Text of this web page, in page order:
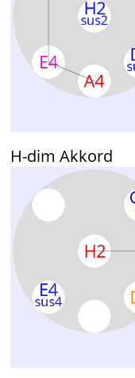
H-dim Akkord